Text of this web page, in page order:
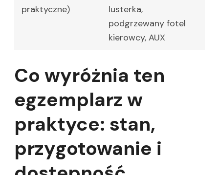
praktyczne)
lusterka,
podgrzewany fotel
kierowcy, AUX
Co wyróżnia ten
egzemplarz w
praktyce: stan,
przygotowanie i